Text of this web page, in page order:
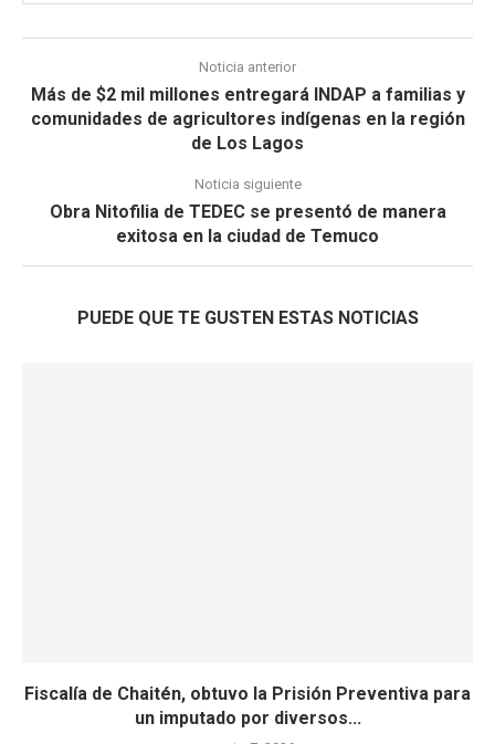
Noticia anterior
Más de $2 mil millones entregará INDAP a familias y
comunidades de agricultores indígenas en la región
de Los Lagos
Noticia siguiente
Obra Nitofilia de TEDEC se presentó de manera
exitosa en la ciudad de Temuco
PUEDE QUE TE GUSTEN ESTAS NOTICIAS
Fiscalía de Chaitén, obtuvo la Prisión Preventiva para
un imputado por diversos...